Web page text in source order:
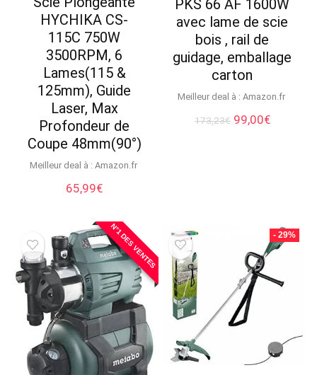
HYCHIKA CS-
115C 750W
3500RPM, 6
Lames(115 &
125mm), Guide
Laser, Max
Profondeur de
Coupe 48mm(90°)
Meilleur deal à : Amazon.fr
65,99€
PKS 66 AF 1600W
avec lame de scie
bois , rail de
guidage, emballage
carton
Meilleur deal à : Amazon.fr
173,23€ Le
99,00€Le
N°1 DES VENTES - 29%